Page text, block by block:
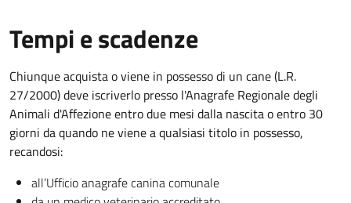
Tempi e scadenze
Chiunque acquista o viene in possesso di un cane (L.R.
27/2000) deve iscriverlo presso l'Anagrafe Regionale degli
Animali d'Affezione entro due mesi dalla nascita o entro 30
giorni da quando ne viene a qualsiasi titolo in possesso,
recandosi:
all’Ufficio anagrafe canina comunale